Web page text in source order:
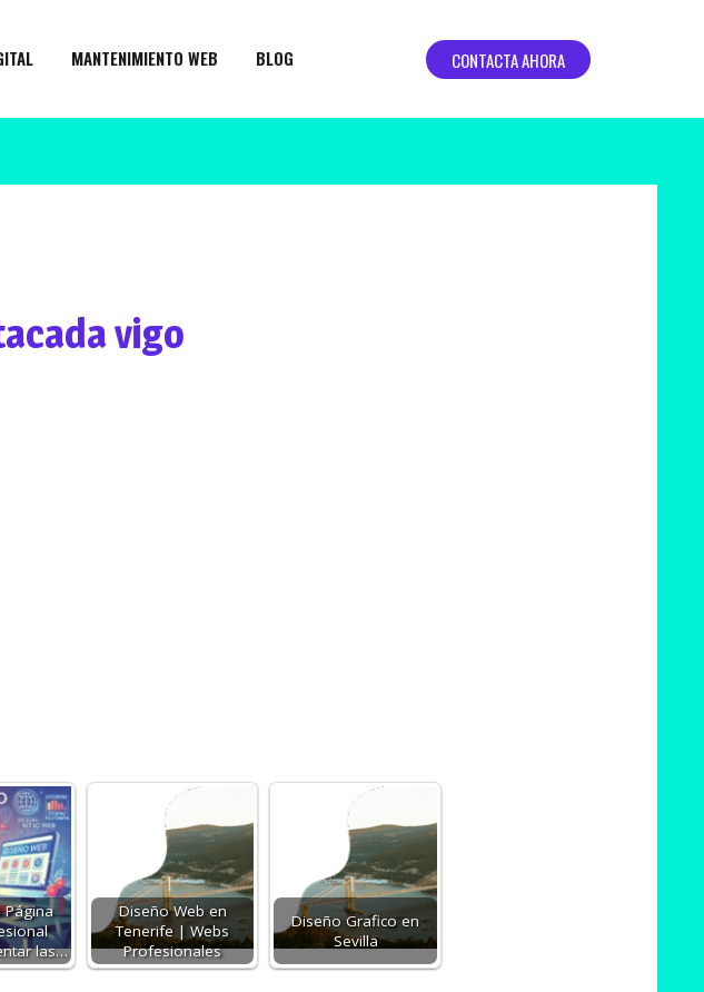
MANTENIMIENTO WEB BLOG CONTACTA AHORA
vigo
Página
las…
Diseño Web en
Tenerife | Webs
Profesionales
Diseño Grafico en
Sevilla